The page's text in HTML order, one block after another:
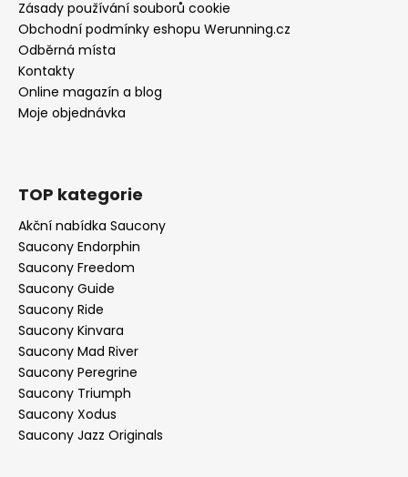
Zásady používání souborů cookie
Obchodní podmínky eshopu Werunning.cz
Odběrná místa
Kontakty
Online magazín a blog
Moje objednávka
TOP kategorie
Akční nabídka Saucony
Saucony Endorphin
Saucony Freedom
Saucony Guide
Saucony Ride
Saucony Kinvara
Saucony Mad River
Saucony Peregrine
Saucony Triumph
Saucony Xodus
Saucony Jazz Originals